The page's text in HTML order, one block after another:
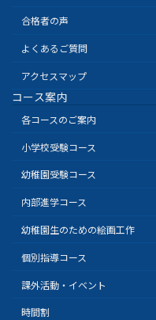
合格者の声
よくあるご質問
アクセスマップ
コース案内
各コースのご案内
小学校受験コース
幼稚園受験コース
内部進学コース
幼稚園生のための絵画工作
個別指導コース
課外活動・イベント
時間割